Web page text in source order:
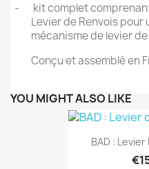
-
kit complet
Levier de Renvois
mécanisme de levier
Conçu et assemblé en
YOU MIGHT ALSO LIKE
BAD :